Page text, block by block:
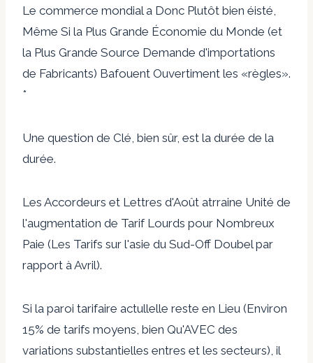
Le commerce mondial a Donc Plutôt bien éisté,
Même Si la Plus Grande Économie du Monde (et
la Plus Grande Source Demande d'importations
de Fabricants) Bafouent Ouvertiment les «règles».
*
Une question de Clé, bien sûr, est la durée de la
durée.
Les Accordeurs et Lettres d'Août atrraine Unité de
l'augmentation de Tarif Lourds pour Nombreux
Paie (Les Tarifs sur l'asie du Sud-Off Doubel par
rapport à Avril).
Si la paroi tarifaire actullelle reste en Lieu (Environ
15% de tarifs moyens, bien Qu'AVEC des
variations substantielles entres et les secteurs), il